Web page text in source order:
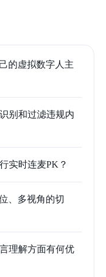
的虚拟数字人主
别和过滤违规内
实时连麦PK？
、多视角的切
理解方面有何优